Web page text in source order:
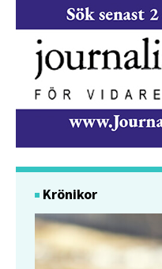
Krönikor